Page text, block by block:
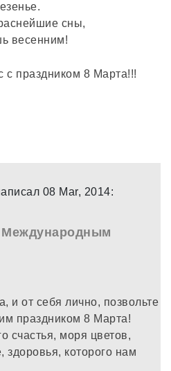
сны,
весенним!
08 Mar, 2014:
Международным
и от себя лично, позвольте
праздником 8 Марта!
счастья, моря цветов,
здоровья, которого нам